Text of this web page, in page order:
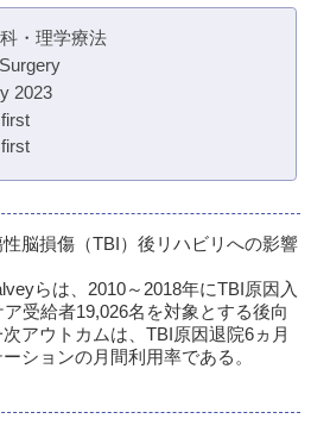
・理学療法
2023
脳損傷（TBI）後リハビリへの影響
らは、2010～2018年にTBI原因入
受給者19,026名を対象とする後向
アウトカムは、TBI原因退院6ヵ月
ションの月間利用率である。